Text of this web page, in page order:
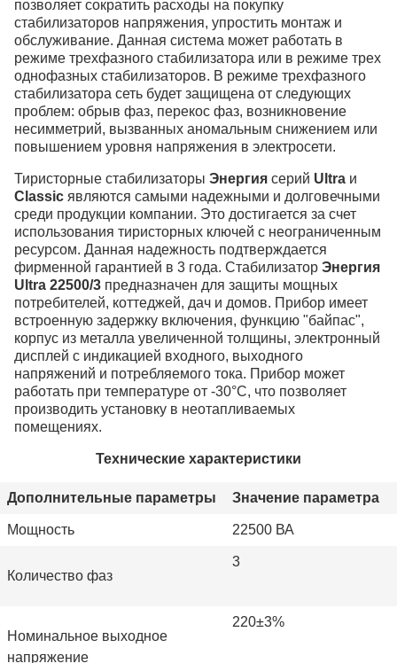
позволяет сократить расходы на покупку
стабилизаторов напряжения, упростить монтаж и
обслуживание. Данная система может работать в
режиме трехфазного стабилизатора или в режиме трех
однофазных стабилизаторов. В режиме трехфазного
стабилизатора сеть будет защищена от следующих
проблем: обрыв фаз, перекос фаз, возникновение
несимметрий, вызванных аномальным снижением или
повышением уровня напряжения в электросети.
Тиристорные стабилизаторы Энергия серий Ultra и
Classic являются самыми надежными и долговечными
среди продукции компании. Это достигается за счет
использования тиристорных ключей с неограниченным
ресурсом. Данная надежность подтверждается
фирменной гарантией в 3 года. Стабилизатор Энергия
Ultra 22500/3 предназначен для защиты мощных
потребителей, коттеджей, дач и домов. Прибор имеет
встроенную задержку включения, функцию "байпас",
корпус из металла увеличенной толщины, электронный
дисплей с индикацией входного, выходного
напряжений и потребляемого тока. Прибор может
работать при температуре от -30°С, что позволяет
производить установку в неотапливаемых
помещениях.
Технические характеристики
Дополнительные параметры Значение параметра
Мощность 22500 ВА
Количество фаз
3
Номинальное выходное
напряжение
220±3%